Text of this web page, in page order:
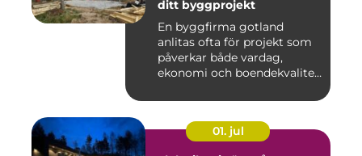
ditt byggprojekt
En byggfirma gotland
anlitas ofta för projekt som
påverkar både vardag,
ekonomi och boendekvalitet
01. jul